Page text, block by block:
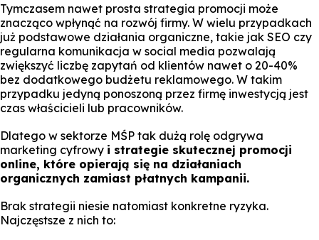
Tymczasem nawet prosta strategia promocji może
znacząco wpłynąć na rozwój firmy. W wielu przypadkach
już podstawowe działania organiczne, takie jak SEO czy
regularna komunikacja w social media pozwalają
zwiększyć liczbę zapytań od klientów nawet o 20-40%
bez dodatkowego budżetu reklamowego. W takim
przypadku jedyną ponoszoną przez firmę inwestycją jest
czas właścicieli lub pracowników.
Dlatego w sektorze MŚP tak dużą rolę odgrywa
marketing cyfrowy i strategie skutecznej promocji
online, które opierają się na działaniach
organicznych zamiast płatnych kampanii.
Brak strategii niesie natomiast konkretne ryzyka.
Najczęstsze z nich to: